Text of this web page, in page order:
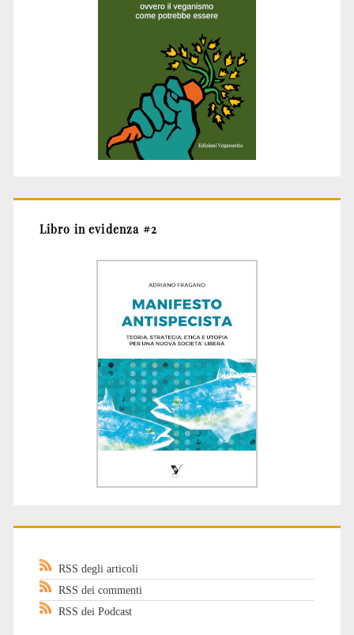
Libro in evidenza #2
RSS degli articoli
RSS dei commenti
RSS dei Podcast